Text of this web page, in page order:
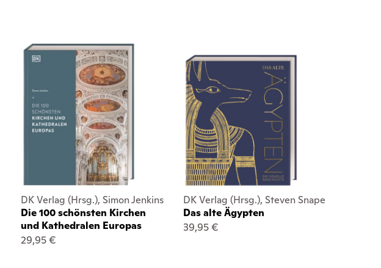
DK Verlag (Hrsg.), Simon Jenkins
Die 100 schönsten Kirchen
und Kathedralen Europas
29,95 €
DK Verlag (Hrsg.), Steven Snape
Das alte Ägypten
39,95 €